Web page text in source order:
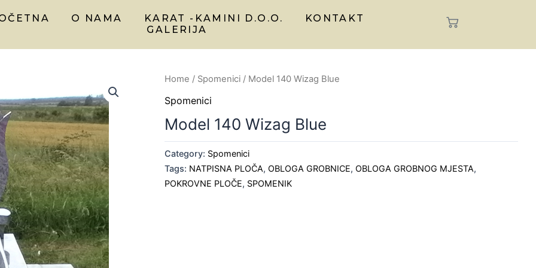
O NAMA KARAT -KAMINI D.O.O.
KONTAKT
GALERIJA
Home / Spomenici / Model 140 Wizag Blue
Spomenici
Model 140 Wizag Blue
Category: Spomenici
Tags: NATPISNA PLOČA,OBLOGA GROBNICE,OBLOGA GROBNOG MJESTA,
POKROVNE PLOČE, SPOMENIK